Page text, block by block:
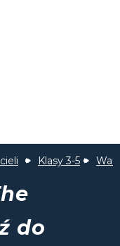
Klasy 3-5
do